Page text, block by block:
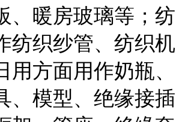
、暖房玻璃等；纺
纺织纱管、纺织机
用方面用作奶瓶、
、模型、绝缘接插